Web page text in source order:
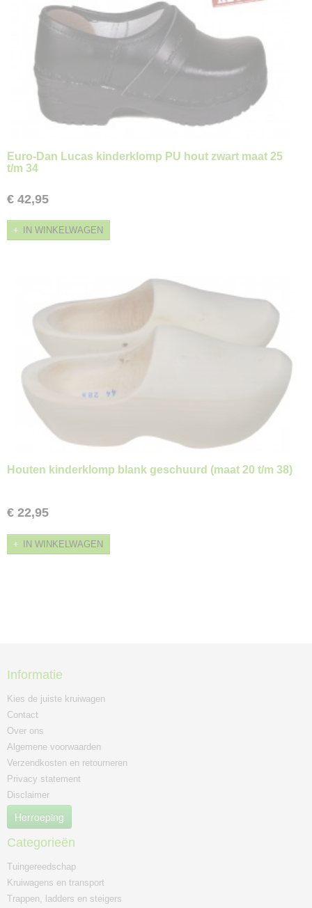
Euro-Dan Lucas kinderklomp PU hout zwart maat 25
t/m 34
€ 42,95
IN WINKELWAGEN
Houten kinderklomp blank geschuurd (maat 20 t/m 38)
€ 22,95
IN WINKELWAGEN
Informatie
Kies de juiste kruiwagen
Contact
Over ons
Algemene voorwaarden
Verzendkosten en retourneren
Privacy statement
Disclaimer
Herroeping
Categorieën
Tuingereedschap
Kruiwagens en transport
Trappen, ladders en steigers